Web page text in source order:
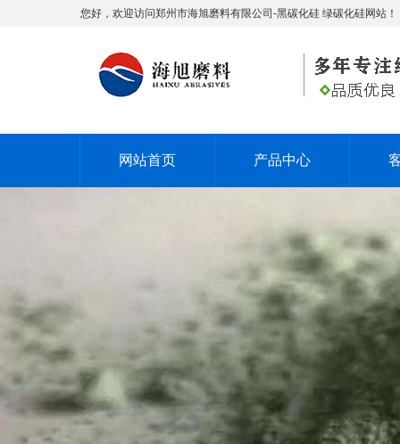
您好，欢迎访问郑州市海旭磨料有限公司-黑碳化硅 绿碳化硅网站！
网站首页 产品中心